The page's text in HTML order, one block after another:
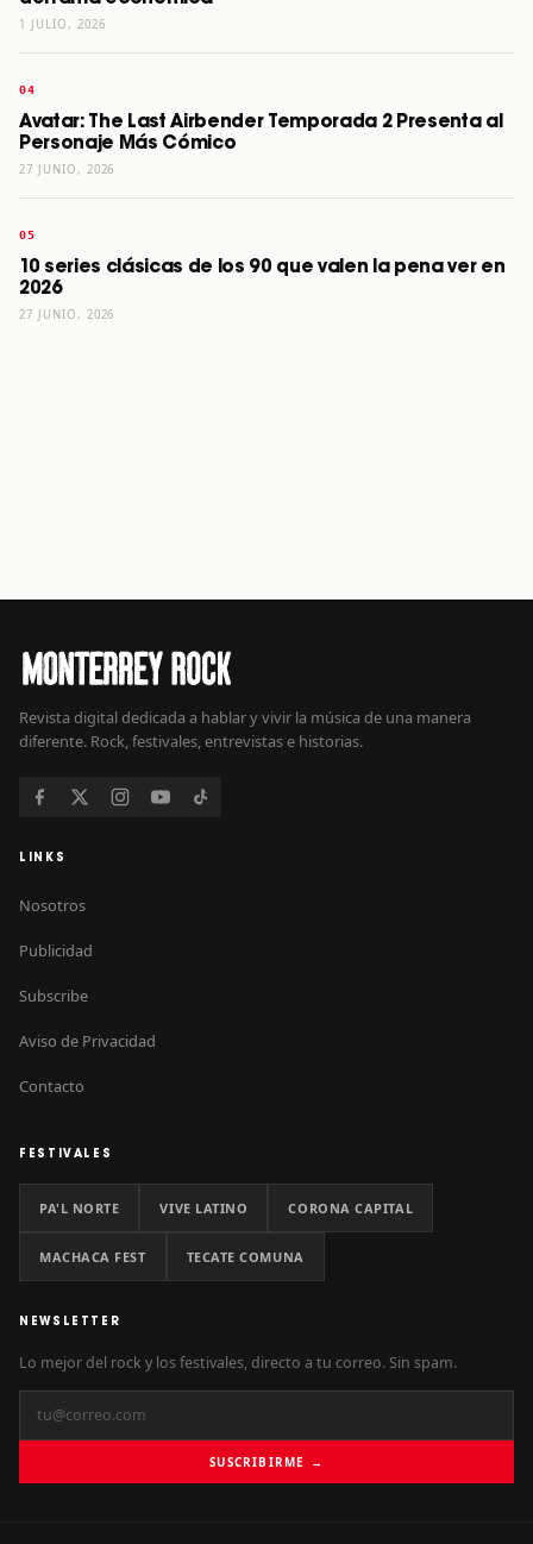
1 JULIO, 2026
Avatar: The Last Airbender Temporada 2 Presenta al
Personaje Más Cómico
27 JUNIO, 2026
10 series clásicas de los 90 que valen la pena ver en
2026
27 JUNIO, 2026
Revista digital dedicada a hablar y vivir la música de una manera
diferente. Rock, festivales, entrevistas e historias.
LINKS
Nosotros
Publicidad
Subscribe
Aviso de Privacidad
Contacto
FESTIVALES
PA'L NORTE VIVE LATINO CORONA CAPITAL
MACHACA FEST TECATE COMUNA
NEWSLETTER
Lo mejor del rock y los festivales, directo a tu correo. Sin spam.
SUSCRIBIRME →